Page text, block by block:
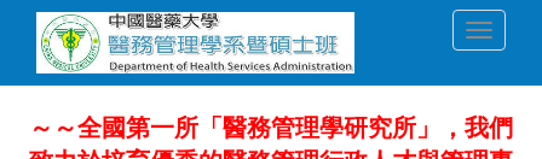
內
Toggle
～～全國第一所「醫務管理學研究所」，我們